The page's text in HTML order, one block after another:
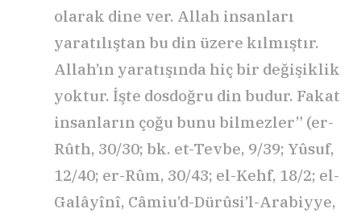
olarak dine ver. Allah insanları
yaratılıştan bu din üzere kılmıştır.
Allah’ın yaratışında hiç bir değişiklik
yoktur. İşte dosdoğru din budur. Fakat
insanların çoğu bunu bilmezler” (er-
Rûth, 30/30; bk. et-Tevbe, 9/39; Yûsuf,
12/40; er-Rûm, 30/43; el-Kehf, 18/2; el-
Galâyînî, Câmiu’d-Dürûsi’l-Arabiyye,